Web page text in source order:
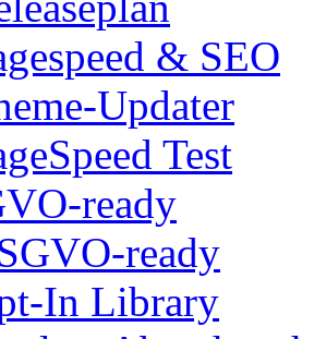
& SEO
Updater
Test
ready
ready
In Library